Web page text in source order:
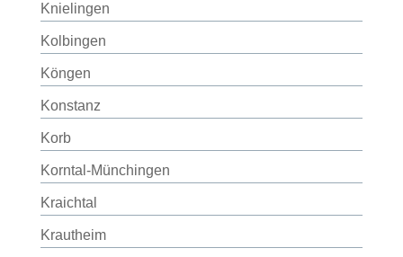
Knielingen
Kolbingen
Köngen
Konstanz
Korb
Korntal-Münchingen
Kraichtal
Krautheim